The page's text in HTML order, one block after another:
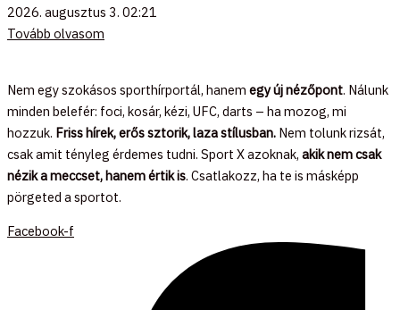
2026. augusztus 3. 02:21
Tovább olvasom
Nem egy szokásos sporthírportál, hanem egy új nézőpont. Nálunk
minden belefér: foci, kosár, kézi, UFC, darts – ha mozog, mi
hozzuk. Friss hírek, erős sztorik, laza stílusban. Nem tolunk rizsát,
csak amit tényleg érdemes tudni. Sport X azoknak, akik nem csak
nézik a meccset, hanem értik is. Csatlakozz, ha te is másképp
pörgeted a sportot.
Facebook-f